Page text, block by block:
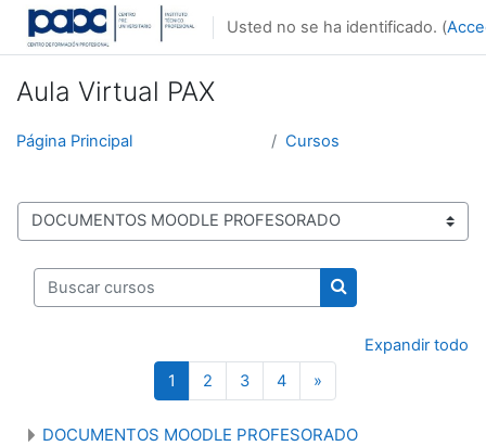
Salta al contenido principal
Usted no se ha identificado. (
Aula Virtual PAX
Página Principal Cursos
Categorías
Buscar cursos
Buscar cursos
Expandir todo
1 (actual)
2 3 4 »Siguiente página
DOCUMENTOS MOODLE PROFESORADO